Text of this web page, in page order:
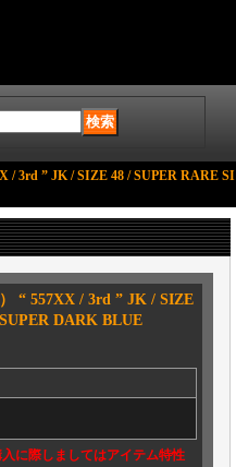
/ 3rd ” JK / SIZE 48 / SUPER RARE SI
“ 557XX / 3rd ” JK / SIZE
DARK BLUE
に際しましてはアイテム特性